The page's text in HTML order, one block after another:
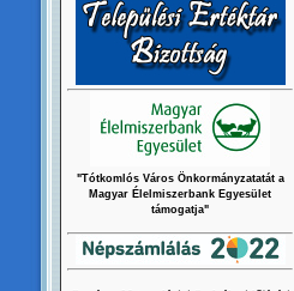
"Tótkomlós Város Önkormányzatatát a
Magyar Élelmiszerbank Egyesület
támogatja"